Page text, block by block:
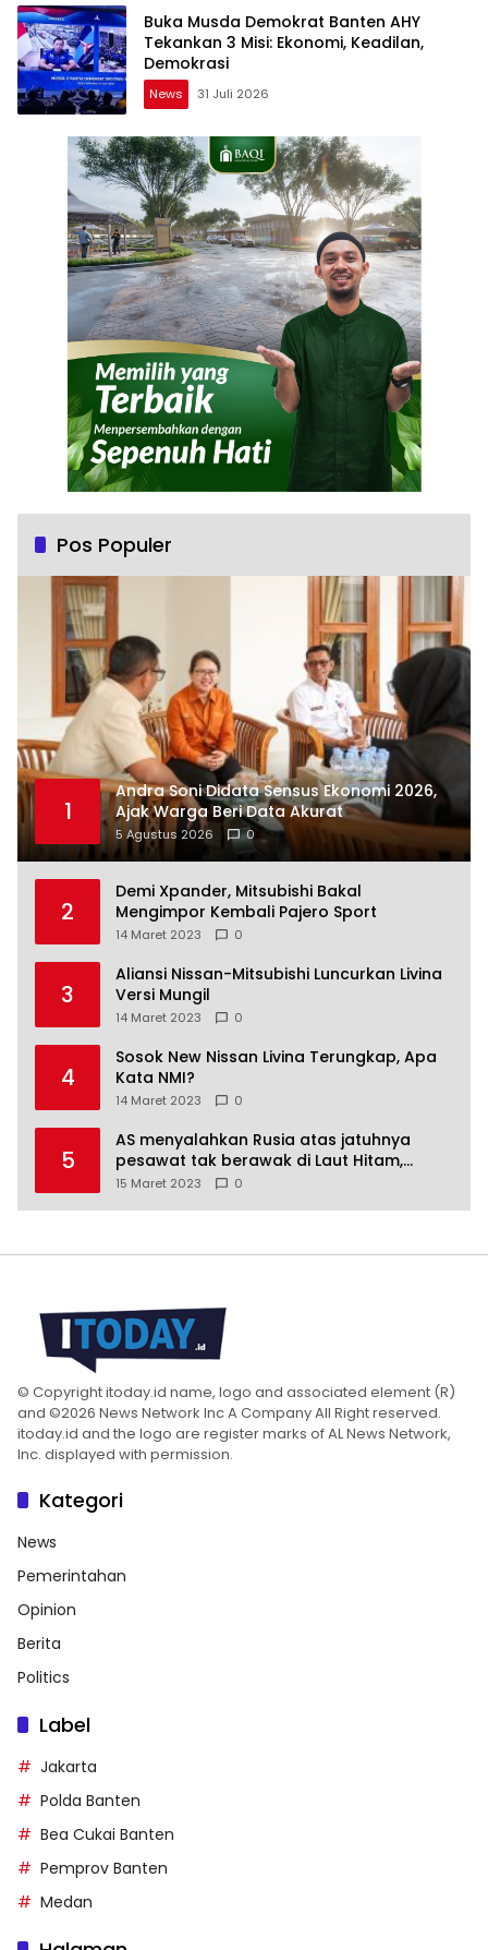
Buka Musda Demokrat Banten AHY
Tekankan 3 Misi: Ekonomi, Keadilan,
Demokrasi
News 31 Juli 2026
Pos Populer
1
Andra Soni Didata Sensus Ekonomi 2026,
Ajak Warga Beri Data Akurat
5 Agustus 2026 0
2
Demi Xpander, Mitsubishi Bakal
Mengimpor Kembali Pajero Sport
14 Maret 2023 0
3
Aliansi Nissan-Mitsubishi Luncurkan Livina
Versi Mungil
14 Maret 2023 0
4
Sosok New Nissan Livina Terungkap, Apa
Kata NMI?
14 Maret 2023 0
5
AS menyalahkan Rusia atas jatuhnya
pesawat tak berawak di Laut Hitam,
Moskow menyangkal
15 Maret 2023 0
© Copyright itoday.id name, logo and associated element (R)
and ©2026 News Network Inc A Company All Right reserved.
itoday.id and the logo are register marks of AL News Network,
Inc. displayed with permission.
Kategori
News
Pemerintahan
Opinion
Berita
Politics
Label
Jakarta
Polda Banten
Bea Cukai Banten
Pemprov Banten
Medan